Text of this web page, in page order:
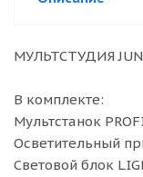
МУЛЬТСТУДИЯ
В комплекте:
Мультстанок
Осветительный
Световой блок